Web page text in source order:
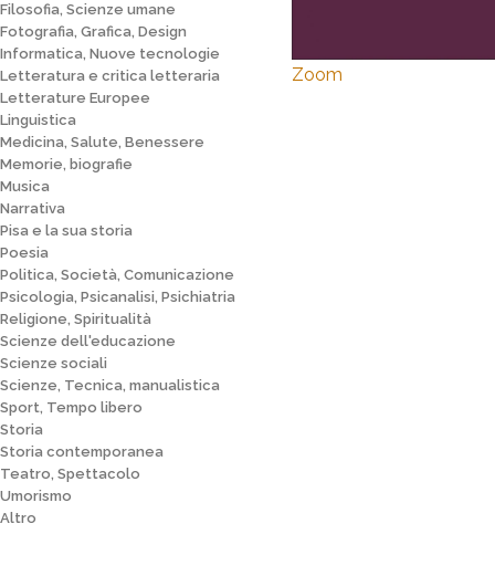
Filosofia, Scienze umane
Fotografia, Grafica, Design
Informatica, Nuove tecnologie
Letteratura e critica letteraria
Letterature Europee
Linguistica
Medicina, Salute, Benessere
Memorie, biografie
Musica
Narrativa
Pisa e la sua storia
Poesia
Politica, Società, Comunicazione
Psicologia, Psicanalisi, Psichiatria
Religione, Spiritualità
Scienze dell'educazione
Scienze sociali
Scienze, Tecnica, manualistica
Sport, Tempo libero
Storia
Storia contemporanea
Teatro, Spettacolo
Umorismo
Altro
Zoom